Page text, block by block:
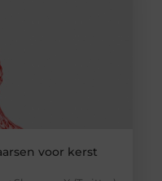
voor kerst